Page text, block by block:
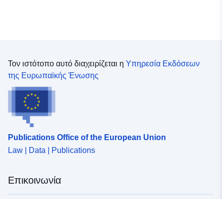
Τον ιστότοπο αυτό διαχειρίζεται η Υπηρεσία Εκδόσεων
της Ευρωπαϊκής Ένωσης
Publications Office of the European Union
Law | Data | Publications
Επικοινωνία